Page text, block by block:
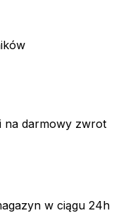
na darmowy zwrot
w ciągu 24h